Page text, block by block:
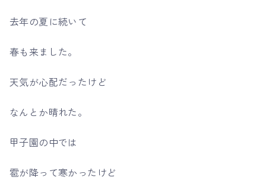
去年の夏に続いて
春も来ました。
天気が心配だったけど
なんとか晴れた。
甲子園の中では
雹が降って寒かったけど